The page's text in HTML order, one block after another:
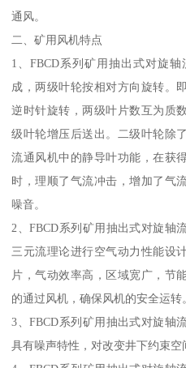
通风。
二、矿用风机特点
1、FBCD系列矿用抽出式对旋
成，两级叶轮按相对方向旋转。
逆时针旋转，两级叶片数互为质
级叶轮增压后送出。二级叶轮除
流通风机中的静导叶功能，在获
时，理顺了气流冲击，增加了气
噪音。
2、FBCD系列矿用抽出式对旋轴
三元流理论进行空气动力性能设
片，气动效率高，区域宽广，节
的通过风机，确保风机的安全运转
3、FBCD系列矿用抽出式对旋轴
具有噪声特性，对改变井下约束空